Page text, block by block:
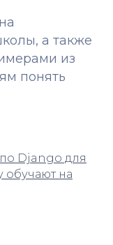
а также
из
понять
Django для
обучают на